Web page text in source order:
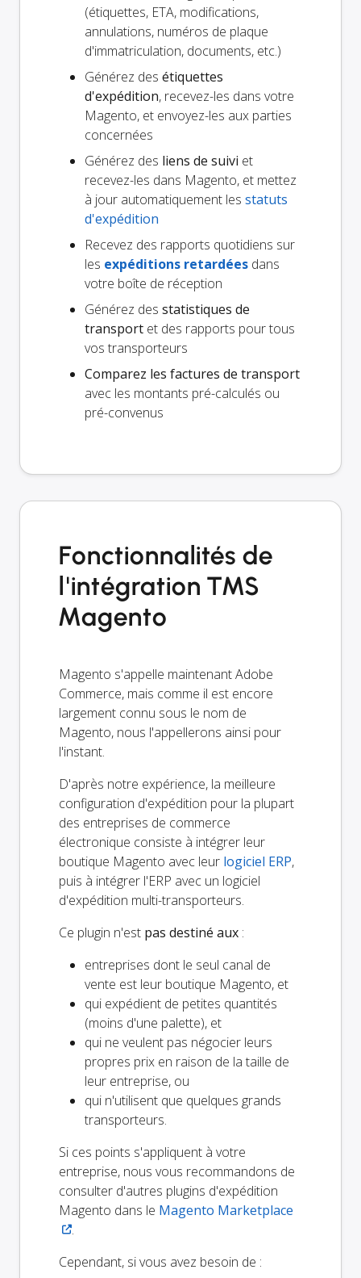
(étiquettes, ETA, modifications,
annulations, numéros de plaque
d'immatriculation, documents, etc.)
Générez des étiquettes
d'expédition, recevez-les dans votre
Magento, et envoyez-les aux parties
concernées
Générez des liens de suivi et
recevez-les dans Magento, et mettez
à jour automatiquement les statuts
d'expédition
Recevez des rapports quotidiens sur
les expéditions retardées dans
votre boîte de réception
Générez des statistiques de
transport et des rapports pour tous
vos transporteurs
Comparez les factures de transport
avec les montants pré-calculés ou
pré-convenus
Fonctionnalités de
l'intégration TMS
Magento
Magento s'appelle maintenant Adobe
Commerce, mais comme il est encore
largement connu sous le nom de
Magento, nous l'appellerons ainsi pour
l'instant.
D'après notre expérience, la meilleure
configuration d'expédition pour la plupart
des entreprises de commerce
électronique consiste à intégrer leur
boutique Magento avec leur logiciel ERP,
puis à intégrer l'ERP avec un logiciel
d'expédition multi-transporteurs.
Ce plugin n'est pas destiné aux :
entreprises dont le seul canal de
vente est leur boutique Magento, et
qui expédient de petites quantités
(moins d'une palette), et
qui ne veulent pas négocier leurs
propres prix en raison de la taille de
leur entreprise, ou
qui n'utilisent que quelques grands
transporteurs.
Si ces points s'appliquent à votre
entreprise, nous vous recommandons de
consulter d'autres plugins d'expédition
Magento dans le Magento Marketplace
.
Cependant, si vous avez besoin de :